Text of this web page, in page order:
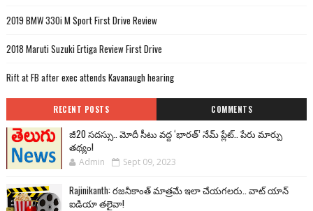
2019 BMW 330i M Sport First Drive Review
2018 Maruti Suzuki Ertiga Review First Drive
Rift at FB after exec attends Kavanaugh hearing
RECENT POSTS COMMENTS
జీ20 సదస్సు.. మోదీ సీటు వద్ద ‘భారత్’ నేమ్ ప్లేట్‌.. పేరు మార్పు
తథ్యం!
Admin Sept 09, 2023
Rajinikanth: రజనీకాంత్ మాత్రమే ఇలా చేయగలరు.. వాట్ యాన్
ఐడియా తలైవా!